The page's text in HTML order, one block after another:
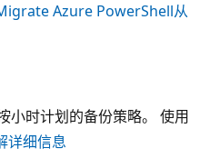
Azure PowerShell从
小时计划的备份策略。 使用
详细信息